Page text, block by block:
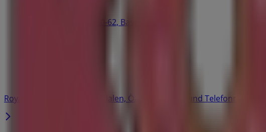
Bruderholzstrasse 60-62, Basel
Royal Donuts in Basel — Filialen, Öffnungszeiten und Telefonnummern